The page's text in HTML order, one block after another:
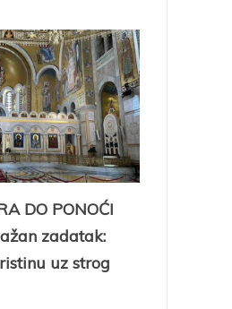
DO PONOĆI
zadatak:
uz strog